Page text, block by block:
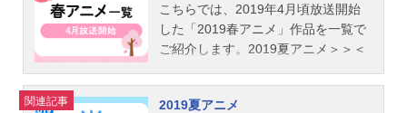
こちらでは、2019年4月頃放送開始
した「2019春アニメ」作品を一覧で
ご紹介します。2019夏アニメ＞＞＜
関連記事
2019夏アニメ